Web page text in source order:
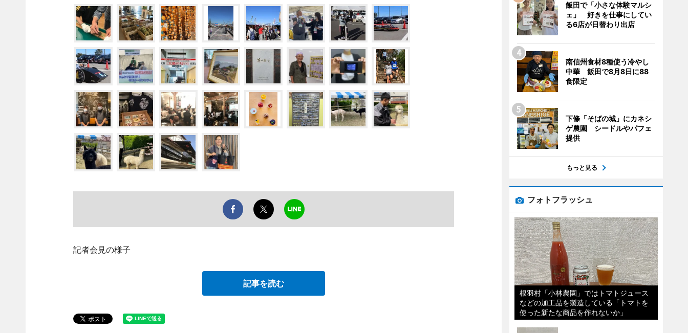
記者会見の様子
記事を読む
飯田で「小さな体験マルシ
ェ」 好きを仕事にしてい
る6店が日替わり出店
南信州食材8種使う冷やし
中華 飯田で8月8日に88
食限定
下條「そばの城」にカネシ
ゲ農園 シードルやパフェ
提供
もっと見る
フォトフラッシュ
根羽村「小林農園」ではトマトジュース
などの加工品を製造している「トマトを
使った新たな商品を作れないか」